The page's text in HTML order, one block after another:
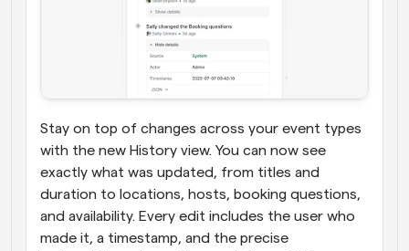
Stay on top of changes across your event types
with the new History view. You can now see
exactly what was updated, from titles and
duration to locations, hosts, booking questions,
and availability. Every edit includes the user who
made it, a timestamp, and the precise